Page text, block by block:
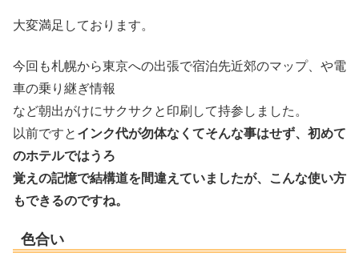
大変満足しております。
今回も札幌から東京への出張で宿泊先近郊のマップ、や電
車の乗り継ぎ情報
など朝出がけにサクサクと印刷して持参しました。
以前ですと インク代が勿体なくてそんな事はせず、初めて
のホテルではうろ
覚えの記憶で結構道を間違えていましたが、こんな使い方
もできるのですね。
色合い